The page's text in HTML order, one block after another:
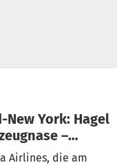
–
Airlines, die am